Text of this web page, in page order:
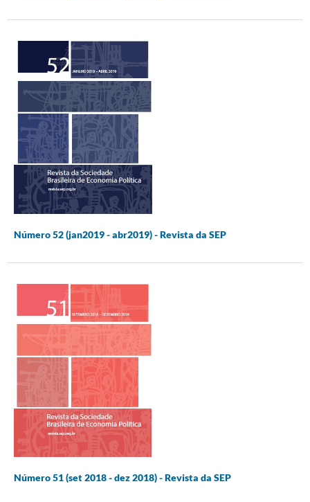
Número 52 (jan2019 - abr2019) - Revista da SEP
Número 51 (set 2018 - dez 2018) - Revista da SEP